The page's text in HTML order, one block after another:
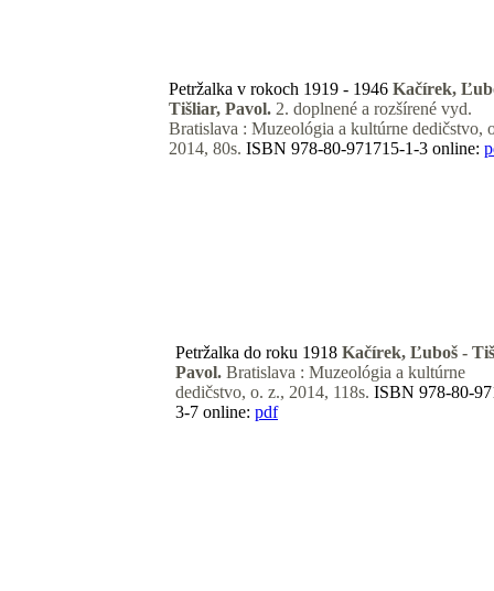
Petržalka v rokoch 1919 - 1946 Kačírek,
Tišliar, Pavol. 2. doplnené a rozšírené vyd.
Bratislava : Muzeológia a kultúrne dedičstvo,
2014, 80s. ISBN 978-80-971715-1-3 online:
Petržalka do roku 1918 Kačírek, Ľuboš -
Pavol. Bratislava : Muzeológia a kultúrne
dedičstvo, o. z., 2014, 118s. ISBN 978-80-
3-7 online: pdf